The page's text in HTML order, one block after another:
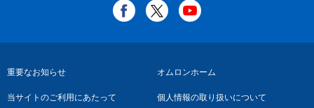
フ
ッ
重要なお知らせ オムロンホーム
当サイトのご利用にあたって 個人情報の取り扱いについて